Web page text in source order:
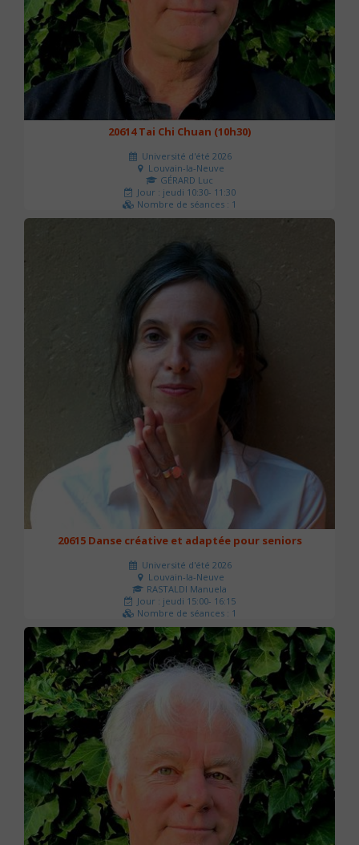
20614 Tai Chi Chuan (10h30)
Université d'été 2026
Louvain-la-Neuve
GÉRARD Luc
Jour : jeudi 10:30- 11:30
Nombre de séances : 1
0 €
20615 Danse créative et adaptée pour seniors
Université d'été 2026
Louvain-la-Neuve
RASTALDI Manuela
Jour : jeudi 15:00- 16:15
Nombre de séances : 1
0 €